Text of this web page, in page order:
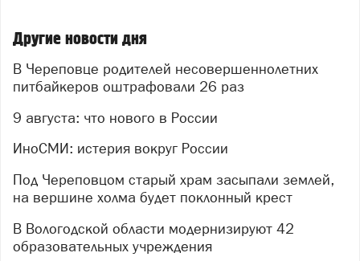
Другие новости дня
В Череповце родителей несовершеннолетних
питбайкеров оштрафовали 26 раз
9 августа: что нового в России
ИноСМИ: истерия вокруг России
Под Череповцом старый храм засыпали землей,
на вершине холма будет поклонный крест
В Вологодской области модернизируют 42
образовательных учреждения